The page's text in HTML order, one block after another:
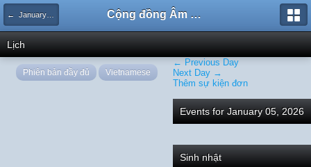
← January 2026 Cộng đồng Âm nhạc Sound Says
Lịch
← Previous Day
Next Day →
Thêm sự kiện đơn
Events for January 05, 2026
Sinh nhật
Phiên bản đầy đủ Vietnamese